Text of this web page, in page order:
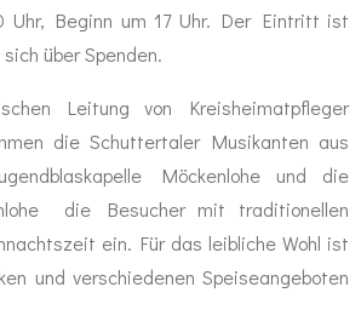
Uhr, Beginn um 17 Uhr. Der Eintritt ist
über Spenden.
Leitung von Kreisheimatpfleger
die Schuttertaler Musikanten aus
Möckenlohe und die
die Besucher mit traditionellen
ein. Für das leibliche Wohl ist
und verschiedenen Speiseangeboten